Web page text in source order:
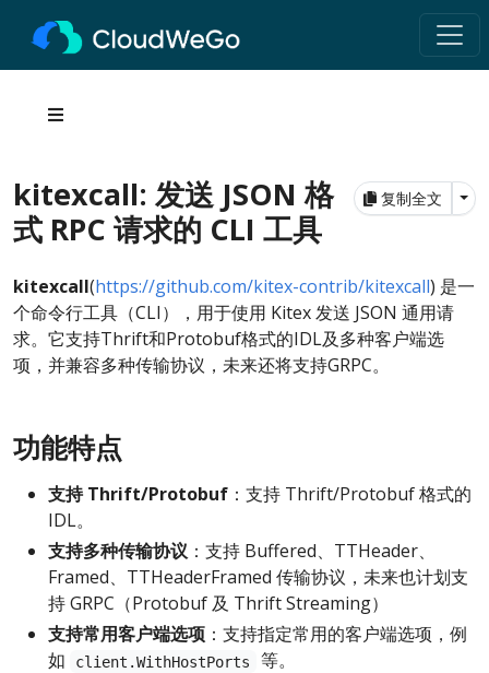
复制全文
kitexcall: 发送 JSON 格
式 RPC 请求的 CLI 工具
kitexcall(https://github.com/kitex-contrib/kitexcall) 是一
个命令行工具（CLI），用于使用 Kitex 发送 JSON 通用请
求。它支持Thrift和Protobuf格式的IDL及多种客户端选
项，并兼容多种传输协议，未来还将支持GRPC。
功能特点
支持 Thrift/Protobuf ：支持 Thrift/Protobuf 格式的
IDL。
支持多种传输协议 ：支持 Buffered、TTHeader、
Framed、TTHeaderFramed 传输协议，未来也计划支
持 GRPC（Protobuf 及 Thrift Streaming）
支持常用客户端选项 ：支持指定常用的客户端选项，例
如
client.WithHostPorts
等。